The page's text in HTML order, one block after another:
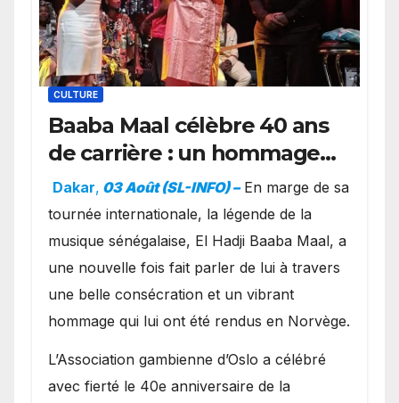
CULTURE
Baaba Maal célèbre 40 ans
de carrière : un hommage
exceptionnel à Oslo en
présence de la famille
royale.
Dakar, 03 Août (SL-INFO) – ​En marge de sa
tournée internationale, la légende de la
musique sénégalaise, El Hadji Baaba Maal, a
une nouvelle fois fait parler de lui à travers
une belle consécration et un vibrant
hommage qui lui ont été rendus en Norvège.
​L’Association gambienne d’Oslo a célébré
avec fierté le 40e anniversaire de la